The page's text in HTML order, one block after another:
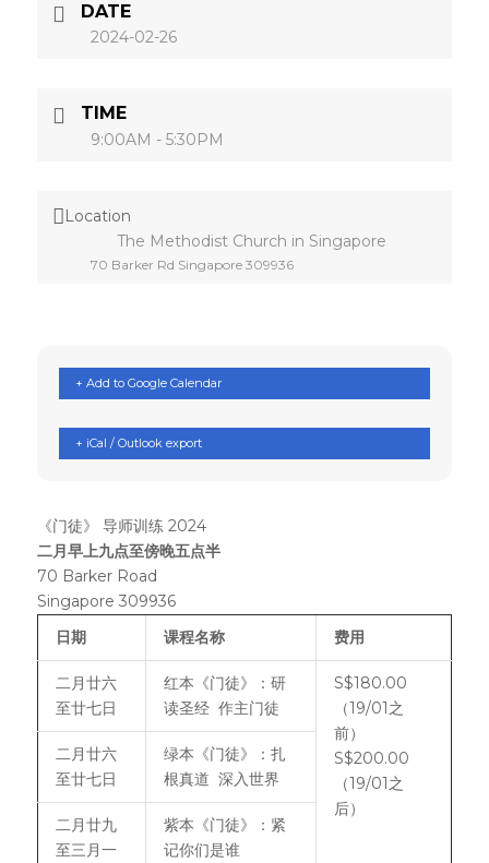
DATE
2024-02-26
TIME
9:00AM - 5:30PM
Location
The Methodist Church in Singapore
70 Barker Rd Singapore 309936
+ Add to Google Calendar
+ iCal / Outlook export
《门徒》 导师训练 2024
二月早上九点至傍晚五点半
70 Barker Road
Singapore 309936
日期
课程名称 费用
二月廿六
至廿七日
红本《门徒》：研
读圣经 作主门徒
S$180.00
（19/01之
前）
S$200.00
（19/01之
后）
二月廿六
至廿七日
绿本《门徒》：扎
根真道 深入世界
二月廿九
至三月一
紫本《门徒》：紧
记你们是谁